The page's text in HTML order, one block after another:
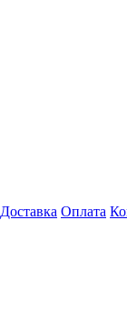
Доставка Оплата